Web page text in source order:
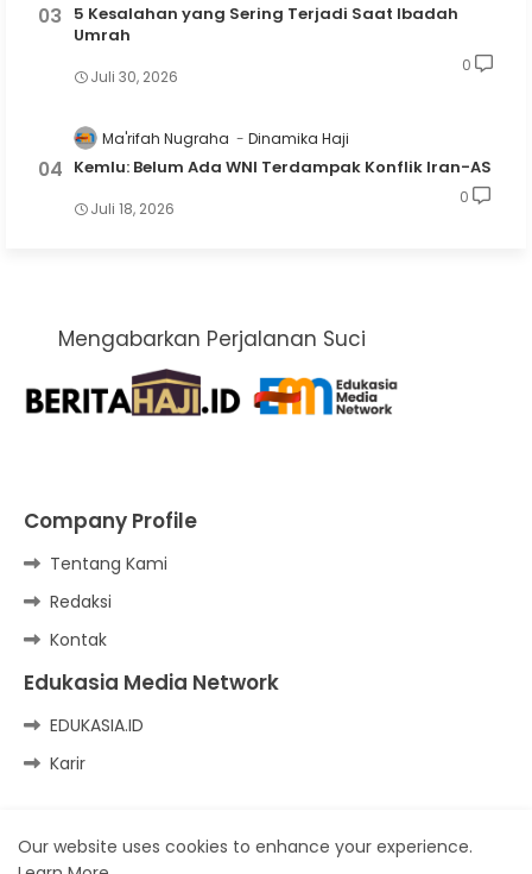
5 Kesalahan yang Sering Terjadi Saat Ibadah
Umrah
Juli 30, 2026
0
Ma'rifah Nugraha Dinamika Haji
Kemlu: Belum Ada WNI Terdampak Konflik Iran-AS
Juli 18, 2026
0
Mengabarkan Perjalanan Suci
Company Profile
Tentang Kami
Redaksi
Kontak
Edukasia Media Network
EDUKASIA.ID
Karir
Kirim Tulisan Pedoman Media Siber
Our website uses cookies to enhance your experience.